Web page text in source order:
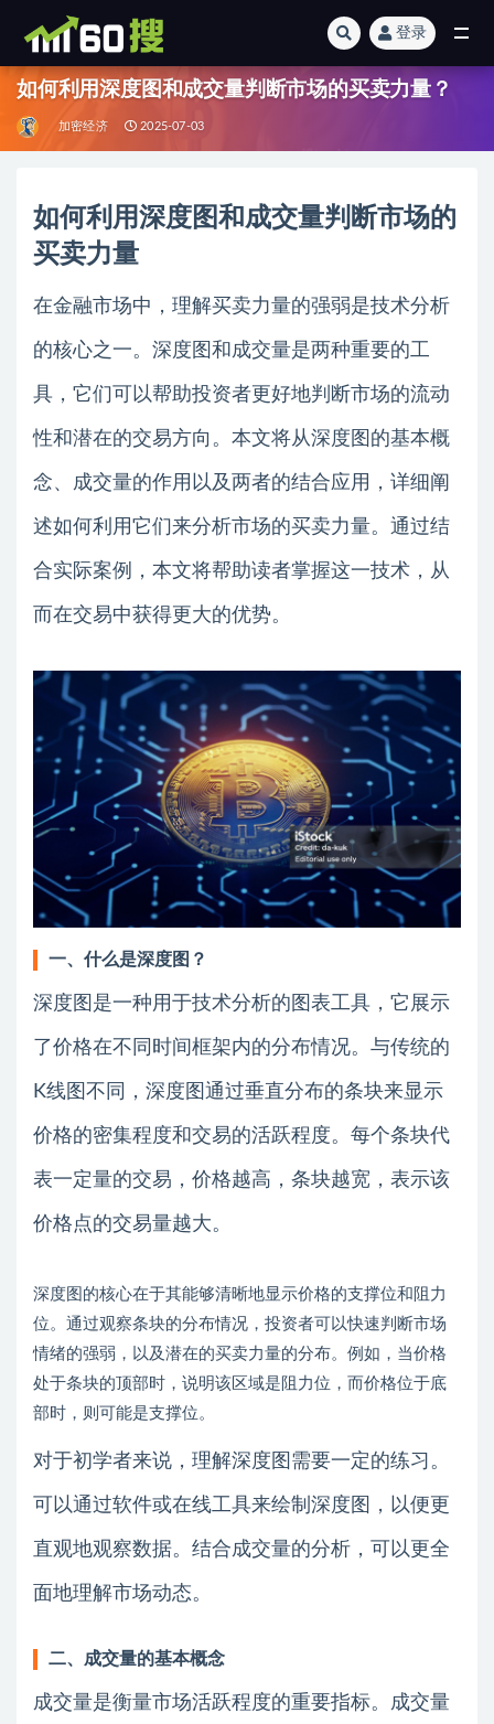
登录
如何利用深度图和成交量判断市场的买卖力量？
加密经济 2025-07-03
如何利用深度图和成交量判断市场的
买卖力量
在金融市场中，理解买卖力量的强弱是技术分析
的核心之一。深度图和成交量是两种重要的工
具，它们可以帮助投资者更好地判断市场的流动
性和潜在的交易方向。本文将从深度图的基本概
念、成交量的作用以及两者的结合应用，详细阐
述如何利用它们来分析市场的买卖力量。通过结
合实际案例，本文将帮助读者掌握这一技术，从
而在交易中获得更大的优势。
一、什么是深度图？
深度图是一种用于技术分析的图表工具，它展示
了价格在不同时间框架内的分布情况。与传统的
K线图不同，深度图通过垂直分布的条块来显示
价格的密集程度和交易的活跃程度。每个条块代
表一定量的交易，价格越高，条块越宽，表示该
价格点的交易量越大。
深度图的核心在于其能够清晰地显示价格的支撑位和阻力
位。通过观察条块的分布情况，投资者可以快速判断市场
情绪的强弱，以及潜在的买卖力量的分布。例如，当价格
处于条块的顶部时，说明该区域是阻力位，而价格位于底
部时，则可能是支撑位。
对于初学者来说，理解深度图需要一定的练习。
可以通过软件或在线工具来绘制深度图，以便更
直观地观察数据。结合成交量的分析，可以更全
面地理解市场动态。
二、成交量的基本概念
成交量是衡量市场活跃程度的重要指标。成交量